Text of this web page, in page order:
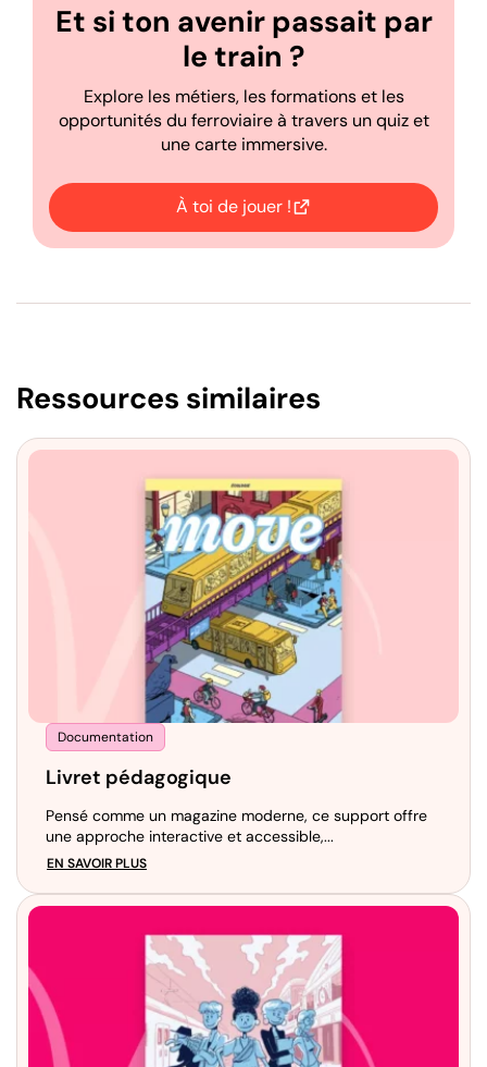
Et si ton avenir passait par
le train ?
Explore les métiers, les formations et les
opportunités du ferroviaire à travers un quiz et
une carte immersive.
À toi de jouer !Ouvrir dans un nouvel onglet
Ressources similaires
Documentation
Livret pédagogique
Pensé comme un magazine moderne, ce support offre
une approche interactive et accessible,...
EN SAVOIR PLUS